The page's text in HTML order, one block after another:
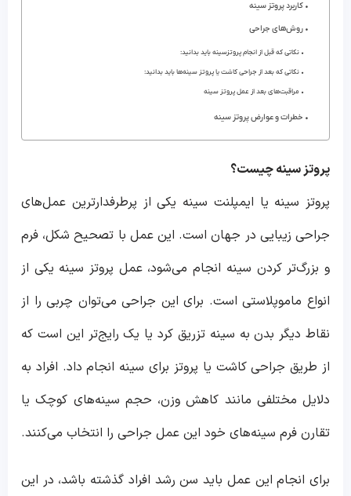
کاربرد پروتز سینه
روش‌های جراحی
نکاتی که قبل از انجام پروتزسینه باید بدانید:
نکاتی که بعد از جراحی کاشت یا پروتز سینه‌ها باید بدانید:
مراقبت‌های بعد از عمل پروتز سینه
خطرات و عوارض پروتز سینه
پروتز سینه چیست؟
پروتز سینه یا ایمپلنت سینه یکی از پرطرفدارترین عمل‌های
جراحی زیبایی در جهان است. این عمل با تصحیح شکل، فرم
و بزرگ‌تر کردن سینه انجام می‌شود، عمل پروتز سینه یکی از
انواع ماموپلاستی است. برای این جراحی می‌توان چربی را از
نقاط دیگر بدن به سینه تزریق کرد یا یک رایج‌تر این است که
از طریق جراحی کاشت یا پروتز برای سینه انجام داد. افراد به
دلایل مختلفی مانند کاهش وزن، حجم سینه‌های کوچک یا
تقارن فرم سینه‌های خود این عمل جراحی را انتخاب می‌کنند.
برای انجام این عمل باید سن رشد افراد گذشته باشد، در این